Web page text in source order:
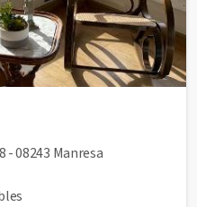
- 08243 Manresa